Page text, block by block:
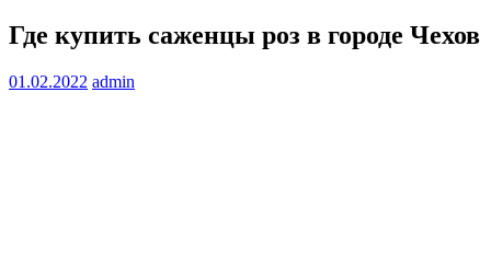
Где купить саженцы роз в городе Чехов
01.02.2022 admin